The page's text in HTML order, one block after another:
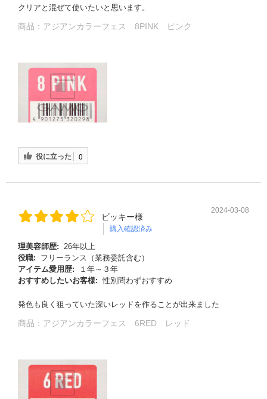
クリアと混ぜて使いたいと思います。
商品： アジアンカラーフェス 8PINK ピンク
役に立った 0
ビッキー様
購入確認済み
2024-03-08
理美容師歴: 26年以上
役職:
フリーランス（業務委託含む）
アイテム愛用歴:
１年～３年
おすすめしたいお客様: 性別問わずおすすめ
発色も良く狙っていた深いレッドを作ることが出来ました
商品： アジアンカラーフェス 6RED レッド